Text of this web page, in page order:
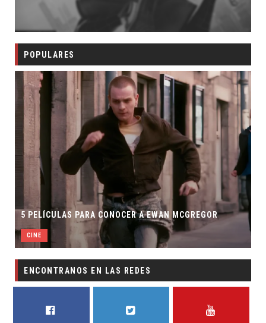
POPULARES
5 PELÍCULAS PARA CONOCER A EWAN MCGREGOR
CINE
ENCONTRANOS EN LAS REDES